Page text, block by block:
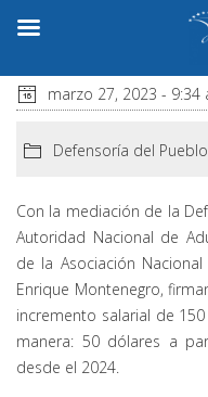
marzo 27, 2023 - 9:34
Defensoría del Pueblo
Con la mediación de la
Autoridad Nacional de
de la Asociación Nacional
Enrique Montenegro,
incremento salarial de
manera: 50 dólares a
desde el 2024.